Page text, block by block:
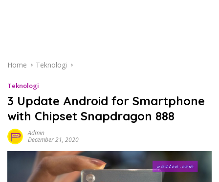
Home Teknologi
Teknologi
3 Update Android for Smartphone
with Chipset Snapdragon 888
Admin
December 21, 2020